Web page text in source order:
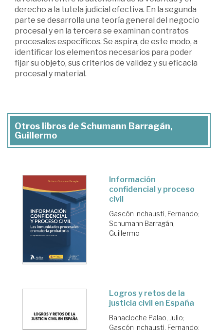
derecho a la tutela judicial efectiva. En la segunda
parte se desarrolla una teoría general del negocio
procesal y en la tercera se examinan contratos
procesales específicos. Se aspira, de este modo, a
identificar los elementos necesarios para poder
fijar su objeto, sus criterios de validez y su eficacia
procesal y material.
Otros libros de Schumann Barragán,
Guillermo
Información
confidencial y proceso
civil
Gascón Inchausti, Fernando;
Schumann Barragán,
Guillermo
Logros y retos de la
justicia civil en España
Banacloche Palao, Julio;
Gascón Inchausti, Fernando;